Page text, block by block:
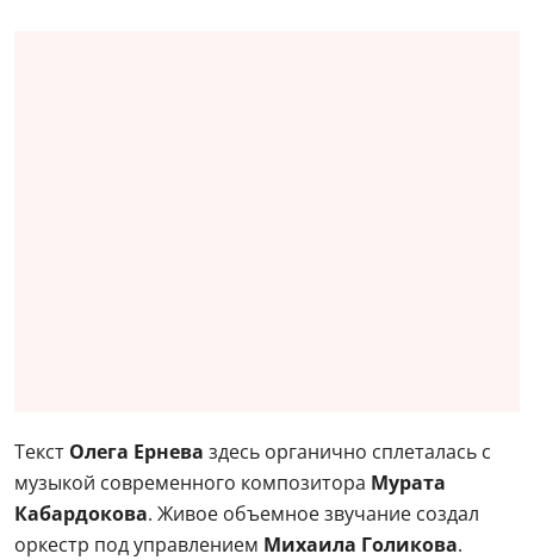
Текст Олега Ернева здесь органично сплеталась с
музыкой современного композитора Мурата
Кабардокова. Живое объемное звучание создал
оркестр под управлением Михаила Голикова.